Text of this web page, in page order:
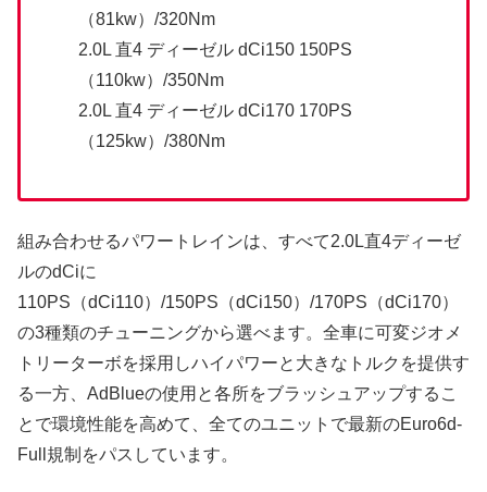
（81kw）/320Nm
2.0L 直4 ディーゼル dCi150 150PS
（110kw）/350Nm
2.0L 直4 ディーゼル dCi170 170PS
（125kw）/380Nm
組み合わせるパワートレインは、すべて2.0L直4ディーゼ
ルのdCiに
110PS（dCi110）/150PS（dCi150）/170PS（dCi170）
の3種類のチューニングから選べます。全車に可変ジオメ
トリーターボを採用しハイパワーと大きなトルクを提供す
る一方、AdBlueの使用と各所をブラッシュアップするこ
とで環境性能を高めて、全てのユニットで最新のEuro6d-
Full規制をパスしています。